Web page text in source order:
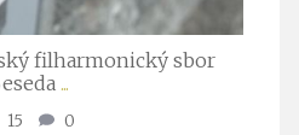
filharmonický sbor
...
15 0